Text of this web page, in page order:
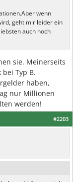
wenn
geht mir leider ein
auch noch
sie. Meinerseits
Typ B.
haben,
nur Millionen
werden!
#2203